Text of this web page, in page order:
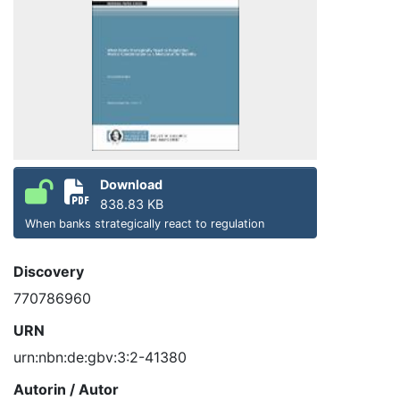
Download
838.83 KB
When banks strategically react to regulation
Discovery
770786960
URN
urn:nbn:de:gbv:3:2-41380
Autorin / Autor